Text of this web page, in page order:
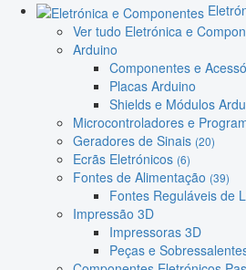
Ver tudo Eletrónica e
Arduino
Componentes e
Placas Arduino
Shields e Módulos
Microcontroladores e
Geradores de Sinais (20)
Ecrãs Eletrónicos (6)
Fontes de Alimentação (39)
Fontes Reguláveis de
Impressão 3D
Impressoras 3D
Peças e